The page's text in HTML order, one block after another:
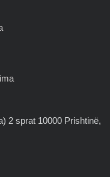
2 sprat 10000 Prishtinë,